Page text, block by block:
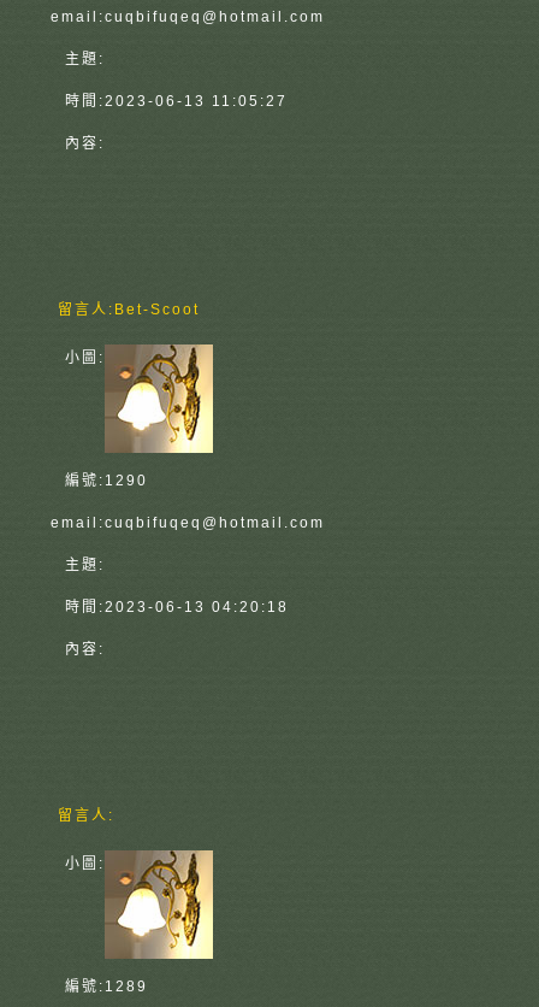
email:cuqbifuqeq@hotmail.com
主題:
時間:2023-06-13 11:05:27
內容:
留言人: Bet-Scoot
小圖:
編號: 1290
email:cuqbifuqeq@hotmail.com
主題:
時間:2023-06-13 04:20:18
內容:
留言人:
小圖:
編號: 1289